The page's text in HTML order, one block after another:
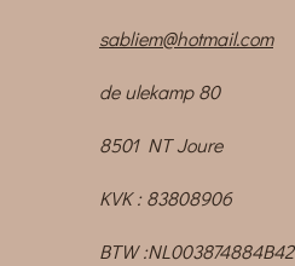
sabliem@hotmail.com
de ulekamp 80
8501 NT Joure
KVK : 83808906
BTW :NL003874884B42